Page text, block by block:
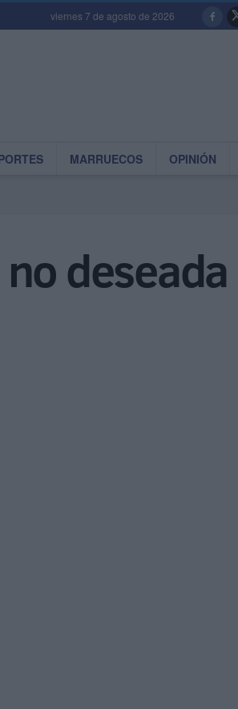
viernes 7 de agosto de 2026
MARRUECOS OPINIÓN
deseada